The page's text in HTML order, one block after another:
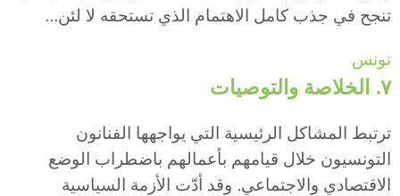
تنجح في جذب كامل الاهتمام الذي تستحقه لا لئن...
تونس
٧. الخلاصة والتوصيات
ترتبط المشاكل الرئيسية التي يواجهها الفنانون
التونسيون خلال قيامهم بأعمالهم باضطراب الوضع
الاقتصادي والاجتماعي. وقد أدّت الأزمة السياسية